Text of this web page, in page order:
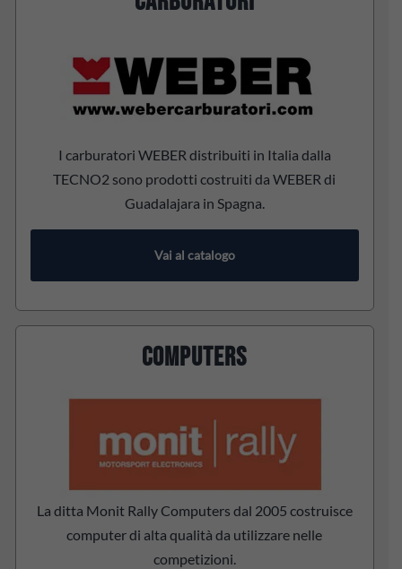
I carburatori WEBER distribuiti in Italia dalla
TECNO2 sono prodotti costruiti da WEBER di
Guadalajara in Spagna.
Vai al catalogo
COMPUTERS
La ditta Monit Rally Computers dal 2005 costruisce
computer di alta qualità da utilizzare nelle
competizioni.